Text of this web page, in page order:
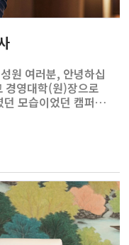
원 여러분, 안녕하십
경영대학(원)장으로
모습이었던 캠퍼스
동의 기운을 맞이하
전적이며 사회적 책
양성하는 세계 초일
영대학(원)의 비전입
으로 추구했던 비전
명하고 있습니다.
위해 2년 간의 제